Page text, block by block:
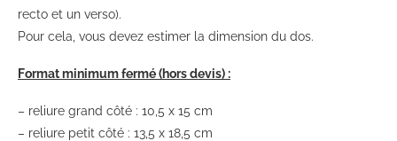
recto et un verso).
Pour cela, vous devez estimer la dimension du dos.
Format minimum fermé (hors devis) :
– reliure grand côté : 10,5 x 15 cm
– reliure petit côté : 13,5 x 18,5 cm